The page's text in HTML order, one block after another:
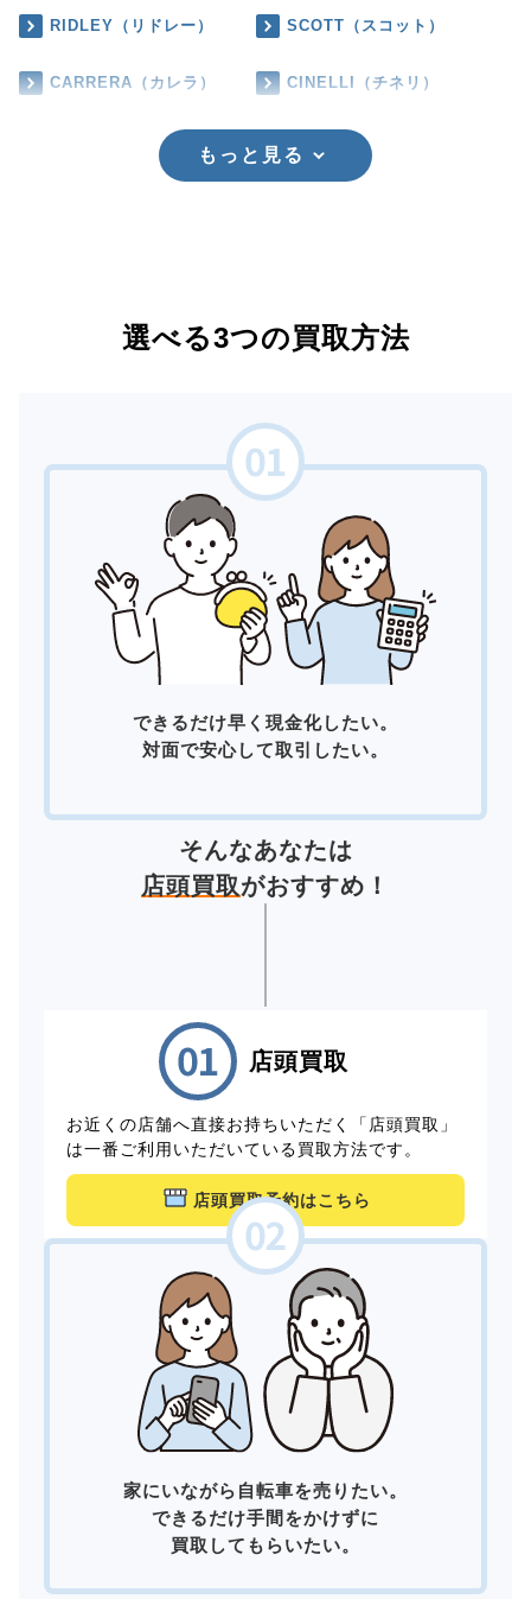
RIDLEY（リドレー） SCOTT（スコット）
CARRERA（カレラ） CINELLI（チネリ）
もっと見る
選べる3つの買取方法
できるだけ早く現金化したい。
対面で安心して取引したい。
そんなあなたは
店頭買取がおすすめ！
店頭買取
お近くの店舗へ直接お持ちいただく「店頭買取」
は一番ご利用いただいている買取方法です。
店頭買取予約はこちら
家にいながら自転車を売りたい。
できるだけ手間をかけずに
買取してもらいたい。